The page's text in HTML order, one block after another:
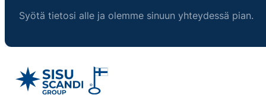
Syötä tietosi alle ja olemme sinuun yhteydessä pian.